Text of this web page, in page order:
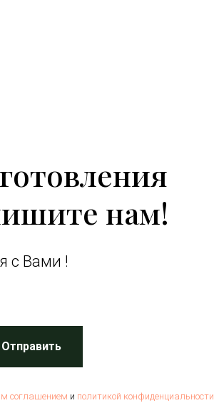
нам!
с Вами !
Отправить
соглашением и политикой конфиденциальности